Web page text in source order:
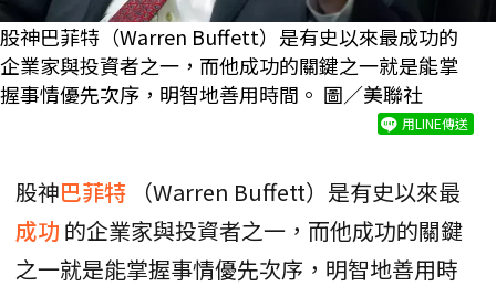
股神巴菲特（Warren Buffett）是有史以來最成功的
企業家與投資者之一，而他成功的關鍵之一就是能掌
握事情優先次序，明智地善用時間。 圖／美聯社
用LINE傳送
股神巴菲特
（Warren Buffett）是有史以來最
成功 的企業家與投資者之一，而他成功的關鍵
之一就是能掌握事情優先次序，明智地善用時